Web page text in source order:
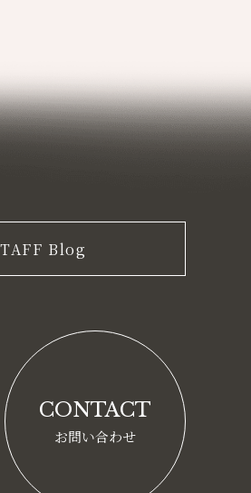
Blog
CONTACT
お問い合わせ